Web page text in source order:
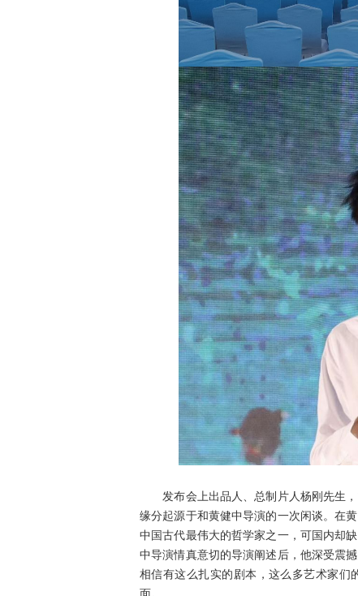
发布会上出品人、总制片人杨刚先生，
缘分起源于和黄健中导演的一次闲谈。在
中国古代最伟大的哲学家之一，可国内却
中导演情真意切的导演阐述后，他深受震
相信有这么扎实的剧本，这么多艺术家们